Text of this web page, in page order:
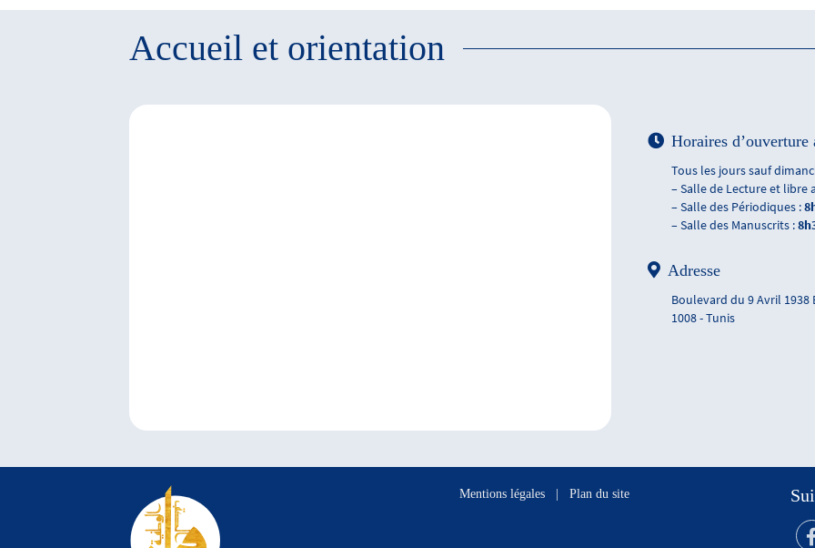
Accueil et orientation
Horaires d’ouverture
Tous les jours sauf
– Salle de Lecture et libre
– Salle des Périodiques :
– Salle des Manuscrits :
Adresse
Boulevard du 9 Avril 1938
1008 - Tunis
Mentions légales Plan du site